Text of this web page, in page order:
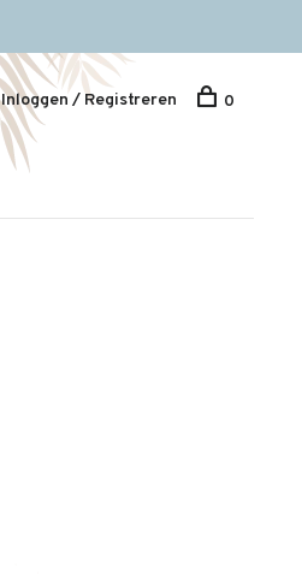
Inloggen / Registreren 0